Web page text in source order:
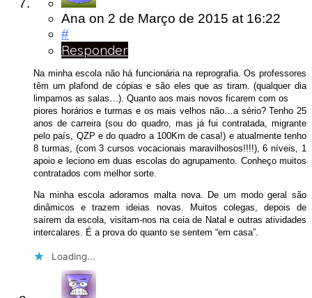
Ana on 2 de Março de 2015 at 16:22
#
Responder
Na minha escola não há funcionária na reprografia. Os professores
têm um plafond de cópias e são eles que as tiram. (qualquer dia
limpamos as salas…). Quanto aos mais novos ficarem com os
piores horários e turmas e os mais velhos não…a sério? Tenho 25
anos de carreira (sou do quadro, mas já fui contratada, migrante
pelo país, QZP e do quadro a 100Km de casa!) e atualmente tenho
8 turmas, (com 3 cursos vocacionais maravilhosos!!!!), 6 níveis, 1
apoio e leciono em duas escolas do agrupamento. Conheço muitos
contratados com melhor sorte.
Na minha escola adoramos malta nova. De um modo geral são
dinâmicos e trazem ideias novas. Muitos colegas, depois de
saírem da escola, visitam-nos na ceia de Natal e outras atividades
intercalares. É a prova do quanto se sentem “em casa”.
Loading...